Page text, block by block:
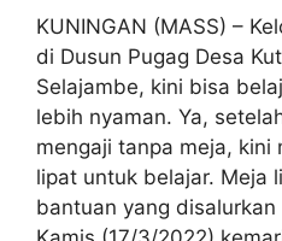
KUNINGAN (MASS) –
di Dusun Pugag Desa
Selajambe, kini bisa
lebih nyaman. Ya,
mengaji tanpa meja, kini
lipat untuk belajar. Meja
bantuan yang disalurkan